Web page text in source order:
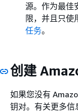
源。作为最佳
限，并且只使
任务。
创建
如果您没有
钥对。有关更多信